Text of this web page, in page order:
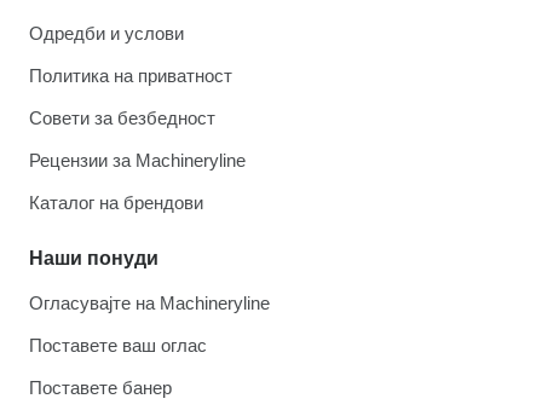
Одредби и услови
Политика на приватност
Совети за безбедност
Рецензии за Machineryline
Каталог на брендови
Наши понуди
Огласувајте на Machineryline
Поставете ваш оглас
Поставете банер